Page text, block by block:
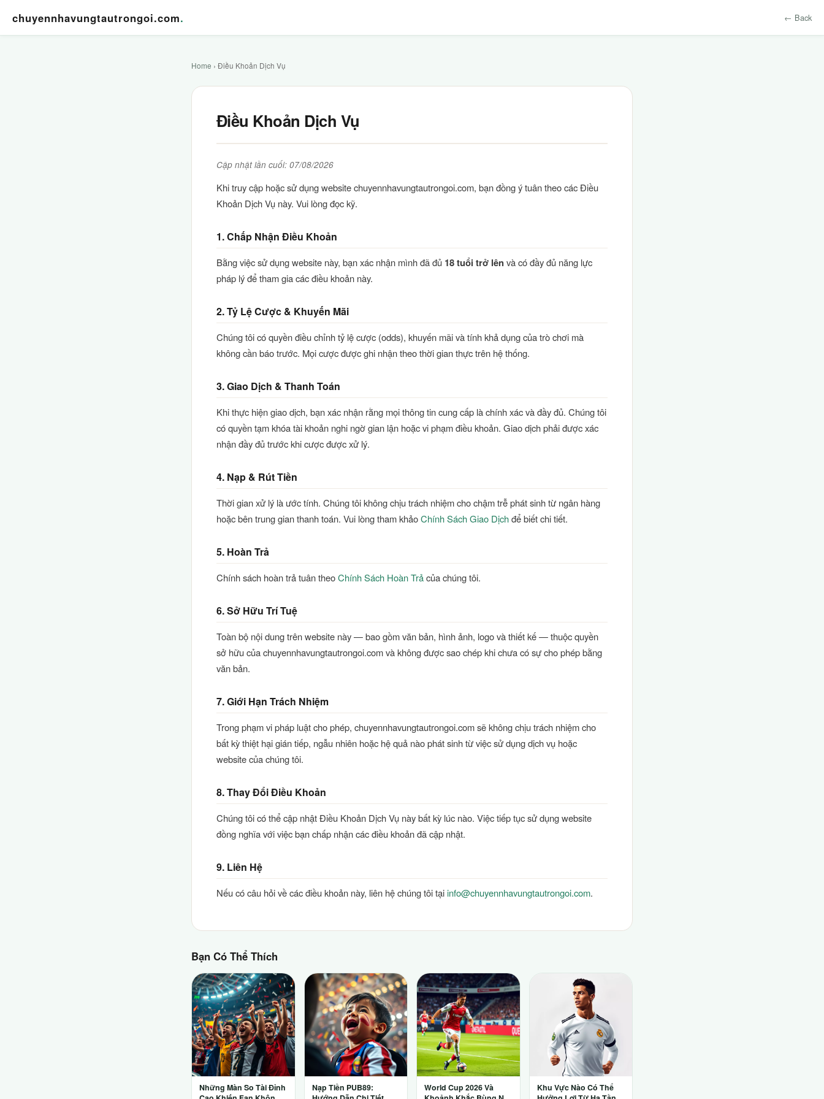
chuyennhavungtautrongoi.com. ← Back
Home › Điều Khoản Dịch Vụ
Điều Khoản Dịch Vụ
Cập nhật lần cuối: 07/08/2026
Khi truy cập hoặc sử dụng website chuyennhavungtautrongoi.com, bạn đồng ý tuân theo các Điều
Khoản Dịch Vụ này. Vui lòng đọc kỹ.
1. Chấp Nhận Điều Khoản
Bằng việc sử dụng website này, bạn xác nhận mình đã đủ 18 tuổi trở lên và có đầy đủ năng lực
pháp lý để tham gia các điều khoản này.
2. Tỷ Lệ Cược & Khuyến Mãi
Chúng tôi có quyền điều chỉnh tỷ lệ cược (odds), khuyến mãi và tính khả dụng của trò chơi mà
không cần báo trước. Mọi cược được ghi nhận theo thời gian thực trên hệ thống.
3. Giao Dịch & Thanh Toán
Khi thực hiện giao dịch, bạn xác nhận rằng mọi thông tin cung cấp là chính xác và đầy đủ. Chúng tôi
có quyền tạm khóa tài khoản nghi ngờ gian lận hoặc vi phạm điều khoản. Giao dịch phải được xác
nhận đầy đủ trước khi cược được xử lý.
4. Nạp & Rút Tiền
Thời gian xử lý là ước tính. Chúng tôi không chịu trách nhiệm cho chậm trễ phát sinh từ ngân hàng
hoặc bên trung gian thanh toán. Vui lòng tham khảoChính Sách Giao Dịchđể biết chi tiết.
5. Hoàn Trả
Chính sách hoàn trả tuân theoChính Sách Hoàn Trảcủa chúng tôi.
6. Sở Hữu Trí Tuệ
Toàn bộ nội dung trên website này — bao gồm văn bản, hình ảnh, logo và thiết kế — thuộc quyền
sở hữu của chuyennhavungtautrongoi.com và không được sao chép khi chưa có sự cho phép bằng
văn bản.
7. Giới Hạn Trách Nhiệm
Trong phạm vi pháp luật cho phép, chuyennhavungtautrongoi.com sẽ không chịu trách nhiệm cho
bất kỳ thiệt hại gián tiếp, ngẫu nhiên hoặc hệ quả nào phát sinh từ việc sử dụng dịch vụ hoặc
website của chúng tôi.
8. Thay Đổi Điều Khoản
Chúng tôi có thể cập nhật Điều Khoản Dịch Vụ này bất kỳ lúc nào. Việc tiếp tục sử dụng website
đồng nghĩa với việc bạn chấp nhận các điều khoản đã cập nhật.
9. Liên Hệ
Nếu có câu hỏi về các điều khoản này, liên hệ chúng tôi tại info@chuyennhavungtautrongoi.com.
Bạn Có Thể Thích
Những Màn So Tài Đỉnh
Nạp Tiền PUB89:
World Cup 2026 Và
Khu Vực Nào Có Thể